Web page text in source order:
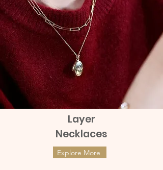
Layer
Necklaces
Explore More